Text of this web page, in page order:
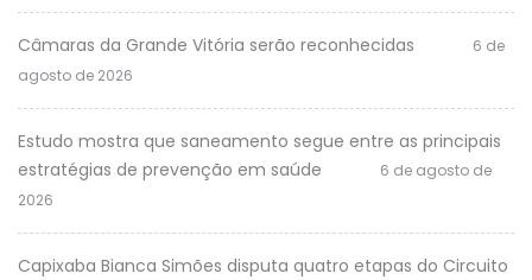
Câmaras da Grande Vitória serão reconhecidas
6 de
agosto de 2026
Estudo mostra que saneamento segue entre as principais
estratégias de prevenção em saúde
6 de agosto de
2026
Capixaba Bianca Simões disputa quatro etapas do Circuito